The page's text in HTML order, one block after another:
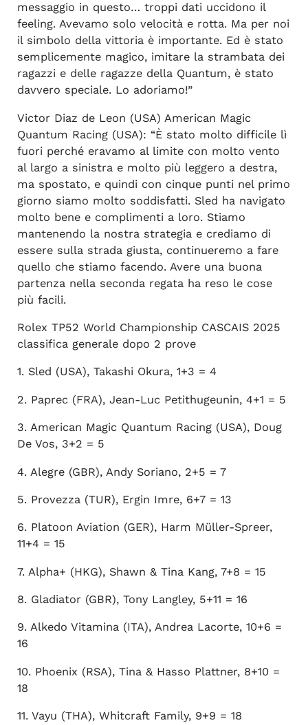
messaggio in questo… troppi dati uccidono il
feeling. Avevamo solo velocità e rotta. Ma per noi
il simbolo della vittoria è importante. Ed è stato
semplicemente magico, imitare la strambata dei
ragazzi e delle ragazze della Quantum, è stato
davvero speciale. Lo adoriamo!”
Victor Diaz de Leon (USA) American Magic
Quantum Racing (USA): “È stato molto difficile lì
fuori perché eravamo al limite con molto vento
al largo a sinistra e molto più leggero a destra,
ma spostato, e quindi con cinque punti nel primo
giorno siamo molto soddisfatti. Sled ha navigato
molto bene e complimenti a loro. Stiamo
mantenendo la nostra strategia e crediamo di
essere sulla strada giusta, continueremo a fare
quello che stiamo facendo. Avere una buona
partenza nella seconda regata ha reso le cose
più facili.
Rolex TP52 World Championship CASCAIS 2025
classifica generale dopo 2 prove
1. Sled (USA), Takashi Okura, 1+3 = 4
2. Paprec (FRA), Jean-Luc Petithugeunin, 4+1 = 5
3. American Magic Quantum Racing (USA), Doug
De Vos, 3+2 = 5
4. Alegre (GBR), Andy Soriano, 2+5 = 7
5. Provezza (TUR), Ergin Imre, 6+7 = 13
6. Platoon Aviation (GER), Harm Müller-Spreer,
11+4 = 15
7. Alpha+ (HKG), Shawn & Tina Kang, 7+8 = 15
8. Gladiator (GBR), Tony Langley, 5+11 = 16
9. Alkedo Vitamina (ITA), Andrea Lacorte, 10+6 =
16
10. Phoenix (RSA), Tina & Hasso Plattner, 8+10 =
18
11. Vayu (THA), Whitcraft Family, 9+9 = 18